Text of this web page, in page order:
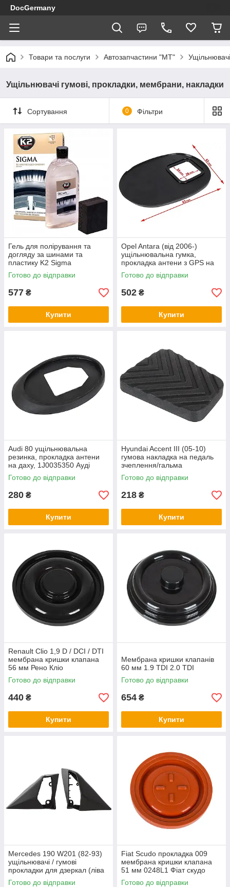
DocGermany
Товари та послуги Автозапчастини "МТ"
Ущільнювачі гумові, прокладки, мембрани, накладки
Сортування 0 Фільтри
Гель для полірування та
догляду за шинами та
пластику K2 Sigma
безбарвний, 500 мл.
Готово до відправки
577 ₴
Купити
Opel Antara (від 2006-)
ущільнювальна гумка,
прокладка антени з GPS на
даху, Опель Антара
Готово до відправки
502 ₴
Купити
Audi 80 ущільнювальна
резинка, прокладка антени
на даху, 1J0035350 Ауді
Готово до відправки
280 ₴
Купити
Hyundai Accent III (05-10)
гумова накладка на педаль
зчеплення/гальма
3282536000 Хюндай Аксент 3
Готово до відправки
218 ₴
Купити
Renault Clio 1,9 D / DCI / DTI
мембрана кришки клапана
56 мм Рено Кліо
Готово до відправки
440 ₴
Купити
Мембрана кришки клапанів
60 мм 1.9 TDI 2.0 TDI
Готово до відправки
654 ₴
Купити
Mercedes 190 W201 (82-93)
ущільнювачі / гумові
прокладки для дзеркал (ліва
+ права) комплект, Мерседес
Готово до відправки
Fiat Scudo прокладка 009
мембрана кришки клапана
51 мм 0248L1 Фіат скудо
Готово до відправки